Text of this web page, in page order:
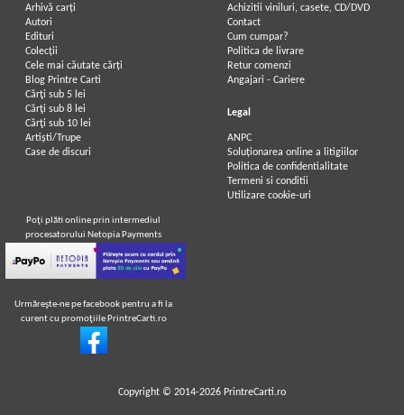
Arhivă carți
Autori
Edituri
Colecții
Cele mai căutate cărți
Blog Printre Carti
Cărţi sub 5 lei
Cărţi sub 8 lei
Cărţi sub 10 lei
Artiști/Trupe
Case de discuri
Achizitii viniluri, casete, CD/DVD
Contact
Cum cumpar?
Politica de livrare
Retur comenzi
Angajari - Cariere
Legal
ANPC
Soluționarea online a litigiilor
Politica de confidentialitate
Termeni si conditii
Utilizare cookie-uri
Poţi plăti online prin intermediul
procesatorului Netopia Payments
Urmăreşte-ne pe facebook pentru a fi la
curent cu promoţiile PrintreCarti.ro
Copyright © 2014-2026 PrintreCarti.ro